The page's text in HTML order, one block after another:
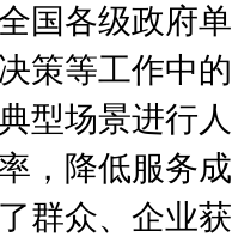
国各级政府
策等工作中
型场景进行
，降低服务
群众、企业